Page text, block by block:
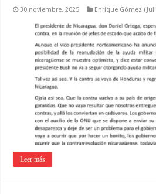
30 noviembre, 2025 Enrique Gómez
Leer más